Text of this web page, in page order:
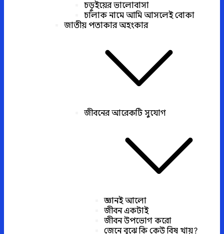
চড়ুইয়ের ভালোবাসা
চালাক নামে আমি আসলেই বোকা
জাতীয় পতাকার অহংকার
জীবনের আরেকটি সুযোগ
জ্ঞানই আলো
জীবন একটাই
জীবন উপভোগ করো
জেনে বুঝে কি কেউ বিষ খায়?